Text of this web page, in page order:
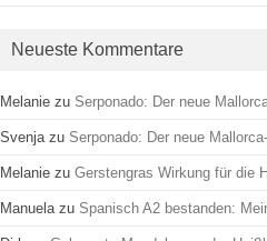
Neueste Kommentare
Melanie zu Serponado: Der neue
Svenjazu Serponado: Der neue
Melanie zu Gerstengras Wirkung für die
Manuelazu Spanisch A2 bestanden: